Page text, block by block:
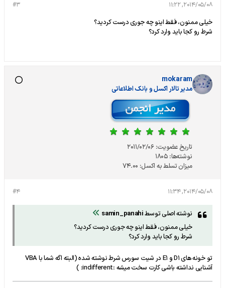
#3 2014/05/08, 11:22
خیلی ممنون، فقط اینو چه جوری درست کردید؟
شرط رو کجا باید وارد کرد؟
mokaram
مدير تالار اکسل و بانک اطلاعاتی
تاریخ عضویت: 2011/02/06
نوشته‌ها: 1805
میزان تسلط به اکسل: 74.00
#4 2014/05/08, 11:34
نوشته اصلی توسطsamin_panahi
خیلی ممنون، فقط اینو چه جوری درست کردید؟
شرط رو کجا باید وارد کرد؟
تو خونه های D1 و E1 در شیت سورس شرط نوشته شده (البته اگه شما با VBA
آشنایی نداشته باشی کارت سخت میشه :indifferent: )